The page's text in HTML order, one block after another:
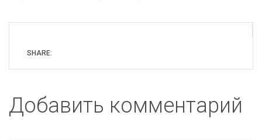
SHARE:
Добавить комментарий